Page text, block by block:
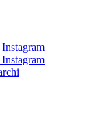
Instagram
Instagram